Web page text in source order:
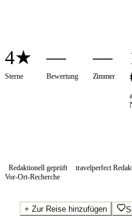
4★
Sterne
—
Bewertung
—
Zimmer
Redaktionell geprüft travelperfect
Vor-Ort-Recherche
+ Zur Reise hinzufügen